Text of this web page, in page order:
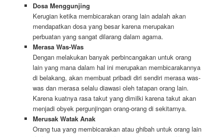
Dosa Menggunjing
Kerugian ketika membicarakan orang lain adalah akan
mendapatkan dosa yang besar karena merupakan
perbuatan yang sangat dilarang dalam agama.
Merasa Was-Was
Dengan melakukan banyak perbincangakan untuk orang
lain yang mana dalam hal ini merupakan membicarakannya
di belakang, akan membuat pribadi diri sendiri merasa was-
was dan merasa selalu diawasi oleh tatapan orang lain.
Karena kuatnya rasa takut yang dimilki karena takut akan
menjadi obyek pergunjingan orang-orang di sekitarnya.
Merusak Watak Anak
Orang tua yang membicarakan atau ghibah untuk orang lain